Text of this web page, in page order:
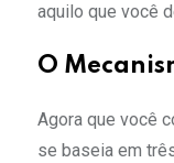
aquilo que você
O
Agora que você
se baseia em